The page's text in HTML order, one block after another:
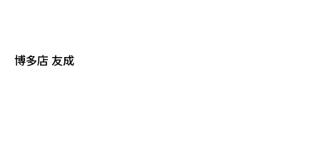
博多店 友成